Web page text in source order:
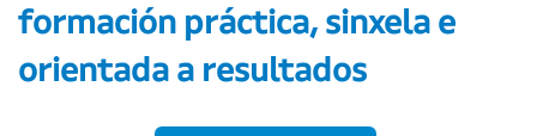
formación práctica, sinxela e
orientada a resultados